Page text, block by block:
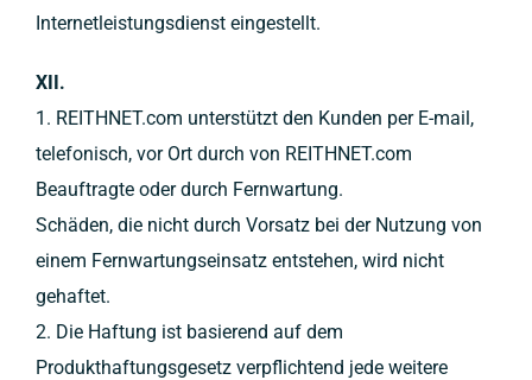
Internetleistungsdienst eingestellt.
XII.
1. REITHNET.com unterstützt den Kunden per E-mail,
telefonisch, vor Ort durch von REITHNET.com
Beauftragte oder durch Fernwartung.
Schäden, die nicht durch Vorsatz bei der Nutzung von
einem Fernwartungseinsatz entstehen, wird nicht
gehaftet.
2. Die Haftung ist basierend auf dem
Produkthaftungsgesetz verpflichtend jede weitere